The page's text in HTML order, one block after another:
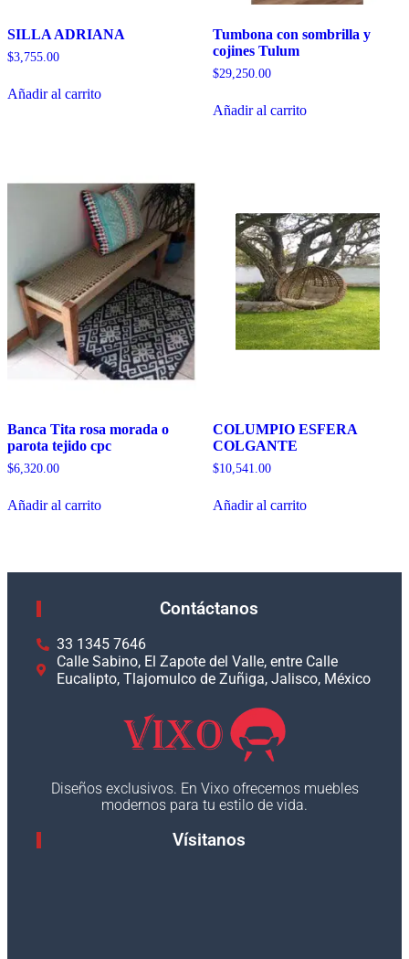
SILLA ADRIANA
$3,755.00
Añadir al carrito
Tumbona con sombrilla y
cojines Tulum
$29,250.00
Añadir al carrito
Banca Tita rosa morada o
parota tejido cpc
$6,320.00
Añadir al carrito
COLUMPIO ESFERA
COLGANTE
$10,541.00
Añadir al carrito
Contáctanos
33 1345 7646
Calle Sabino, El Zapote del Valle, entre Calle
Eucalipto, Tlajomulco de Zuñiga, Jalisco, México
Diseños exclusivos. En Vixo ofrecemos muebles
modernos para tu estilo de vida.
Vísitanos